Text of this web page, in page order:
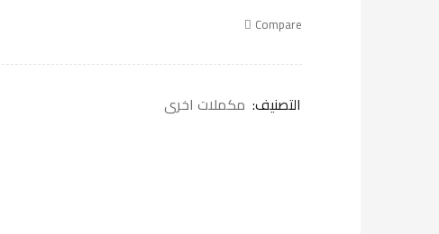
Compare
التصنيف: مكملات اخرى